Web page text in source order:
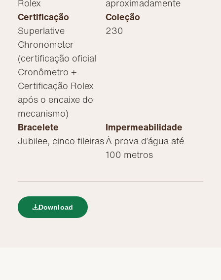
Rolex
aproximadamente
Certificação
Superlative
Chronometer
(certificação oficial
Cronômetro +
Certificação Rolex
após o encaixe do
mecanismo)
Coleção
230
Bracelete
Jubilee, cinco fileiras
Impermeabilidade
À prova d’água até
100 metros
Download